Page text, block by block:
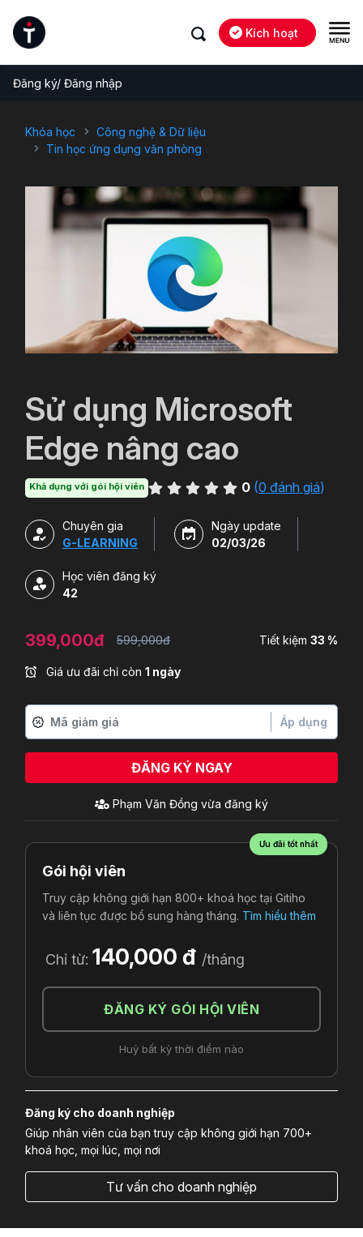
Kích hoạt
Đăng ký/ Đăng nhập
Khóa học
Công nghệ & Dữ liệu
Tin học ứng dụng văn phòng
Sử dụng Microsoft
Edge nâng cao
Khả dụng với gói hội viên 0 (0 đánh giá)
Chuyên gia
G-LEARNING
Ngày update
02/03/26
Học viên đăng ký
42
399,000đ 599,000đ Tiết kiệm 33 %
Giá ưu đãi chỉ còn 1 ngày
Áp dụng
ĐĂNG KÝ NGAY
Phạm Văn Đồng vừa đăng ký
Ưu đãi tốt nhất
Gói hội viên
Truy cập không giới hạn 800+ khoá học tại Gitiho
và liên tục được bổ sung hàng tháng. Tìm hiểu thêm
Chỉ từ: 140,000 đ /tháng
ĐĂNG KÝ GÓI HỘI VIÊN
Huỷ bất kỳ thời điểm nào
Đăng ký cho doanh nghiệp
Giúp nhân viên của bạn truy cập không giới hạn 700+
khoá học, mọi lúc, mọi nơi
Tư vấn cho doanh nghiệp